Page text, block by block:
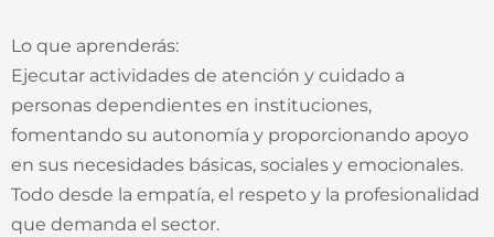
Lo que aprenderás:
Ejecutar actividades de atención y cuidado a
personas dependientes en instituciones,
fomentando su autonomía y proporcionando apoyo
en sus necesidades básicas, sociales y emocionales.
Todo desde la empatía, el respeto y la profesionalidad
que demanda el sector.